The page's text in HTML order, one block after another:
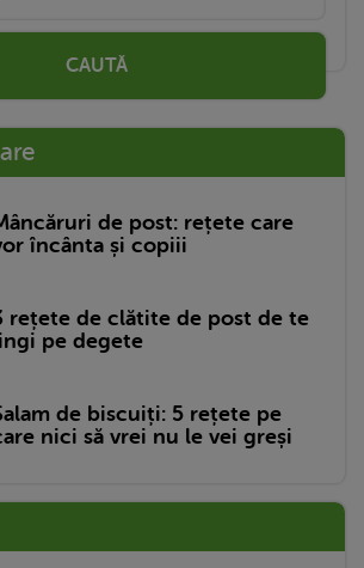
CAUTĂ
de post: rețete care
încânta și copiii
rețete de clătite de post de te
pe degete
de biscuiți: 5 rețete pe
nici să vrei nu le vei greși